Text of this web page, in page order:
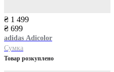
₴ 1 499
₴ 699
adidas Adicolor
Сумка
Товар розкуплено